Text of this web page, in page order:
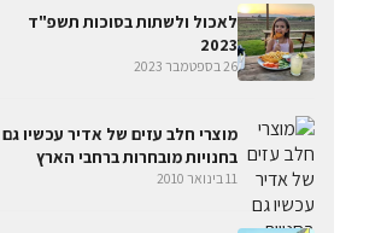
לאכול ולשתות בסוכות תשפ"ד
2023
26 בספטמבר 2023
מוצרי חלב עזים של אדיר עכשיו גם
בחנויות מובחרות ברחבי הארץ
11 בינואר 2010